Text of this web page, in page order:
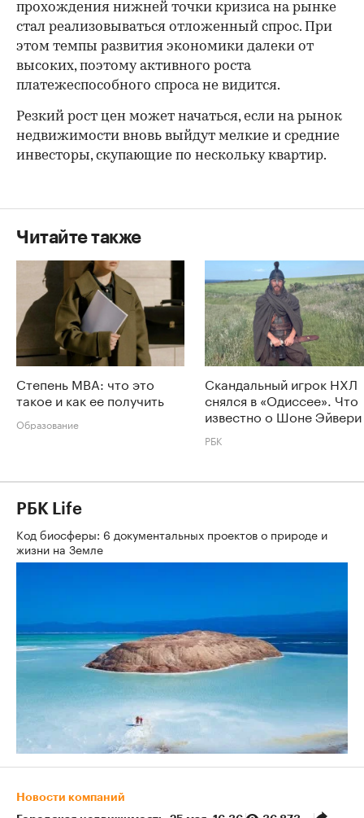
прохождения нижней точки кризиса на рынке
стал реализовываться отложенный спрос. При
этом темпы развития экономики далеки от
высоких, поэтому активного роста
платежеспособного спроса не видится.
Резкий рост цен может начаться, если на рынок
недвижимости вновь выйдут мелкие и средние
инвесторы, скупающие по нескольку квартир.
Читайте также
Степень MBA: что это
такое и как ее получить
Образование
Скандальный игрок НХЛ
снялся в «Одиссее». Что
известно о Шоне Эйвери
РБК
РБК Life
Код биосферы: 6 документальных проектов о природе и
жизни на Земле
Новости компаний